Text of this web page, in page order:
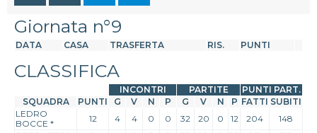
Giornata n°9
DATA CASA TRASFERTA RIS. PUNTI
CLASSIFICA
INCONTRI PARTITE
PUNTI PART.
SQUADRA
PUNTI G V N P G V N P FATTI SUBITI
LEDRO
BOCCE * 12 4 4 0 0 32 20 0 12 204
148